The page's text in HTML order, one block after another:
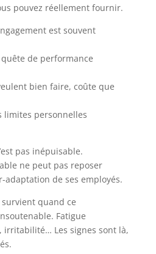
pouvez réellement fournir.
est souvent
de performance
bien faire, coûte que
limites personnelles
pas inépuisable.
ne peut pas reposer
de ses employés.
quand ce
Fatigue
irritabilité… Les signes sont là,